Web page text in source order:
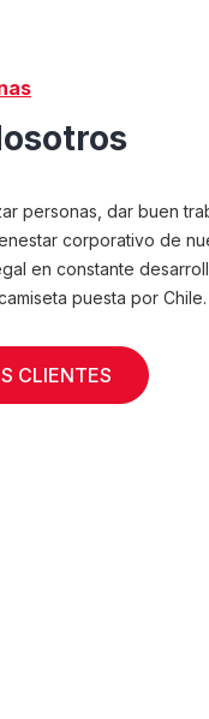
personas, dar buen
corporativo de
en constante
puesta por Chile.
CLIENTES